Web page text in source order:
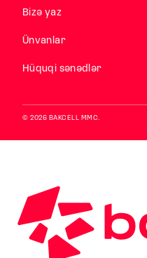
Bizə yaz
Ünvanlar
Hüquqi sənədlər
© 2026 BAKCELL MMC.